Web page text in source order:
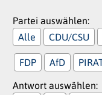
Partei auswählen:
Alle
CDU/CSU
FDP AfD
Antwort auswählen: